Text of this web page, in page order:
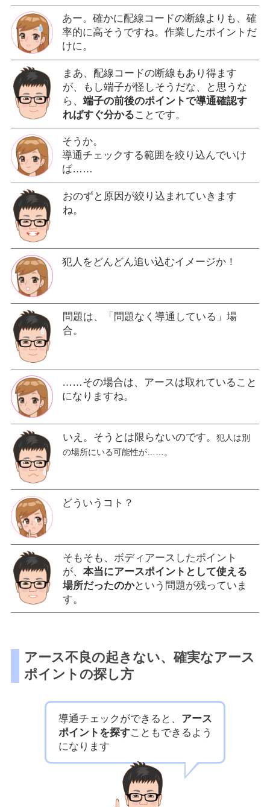
あー。確かに配線コードの断線よりも、確
率的に高そうですね。作業したポイントだ
けに。
まあ、配線コードの断線もあり得ます
が、もし端子が怪しそうだな、と思うな
ら、 端子の前後のポイントで導通確認す
ればすぐ分かることです。
そうか。
導通チェックする範囲を絞り込んでいけ
ば……
おのずと原因が絞り込まれていきます
ね。
犯人をどんどん追い込むイメージか！
問題は、「問題なく導通している」場
合。
……その場合は、アースは取れていること
になりますね。
いえ。そうとは限らないのです。 犯人は別
の場所にいる可能性が……。
どういうコト？
そもそも、ボディアースしたポイント
が、 本当にアースポイントとして使える
場所だったのかという問題が残っていま
す。
アース不良の起きない、確実なアース
ポイントの探し方
導通チェックができると、 アース
ポイントを探すこともできるよう
になります